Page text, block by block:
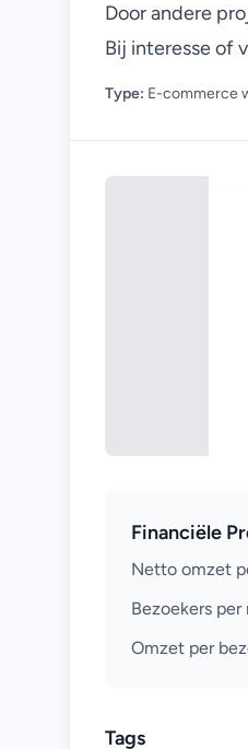
Door andere
Bij interesse of
Type: E-commerce
Financiële
Netto omzet
Bezoekers per
Omzet per
Tags